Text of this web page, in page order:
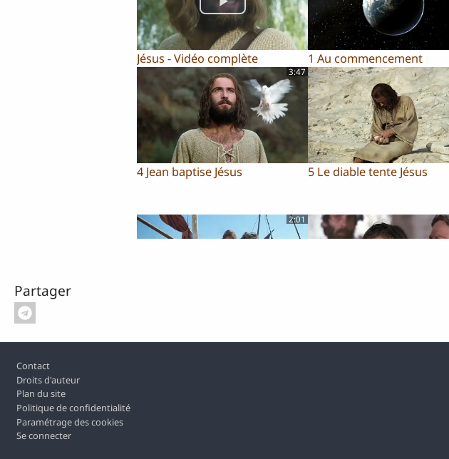
Jésus - Vidéo complète 1 Au commencement
3:47
4 Jean baptise Jésus 5 Le diable tente Jésus
2:01
Partager
Pied de page
Contact
Droits d'auteur
Plan du site
Politique de confidentialité
Paramétrage des cookies
Se connecter